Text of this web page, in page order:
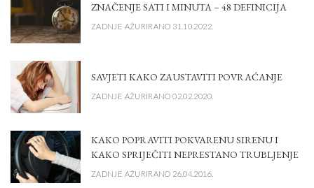
ZNAČENJE SATI I MINUTA – 48 DEFINICIJA
ZADNJE AŽURIRANO 31.10.2022.
SAVJETI KAKO ZAUSTAVITI POVRAĆANJE
ZADNJE AŽURIRANO 02.02.2020.
KAKO POPRAVITI POKVARENU SIRENU I
KAKO SPRIJEČITI NEPRESTANO TRUBLJENJE
ZADNJE AŽURIRANO 26.04.2016.